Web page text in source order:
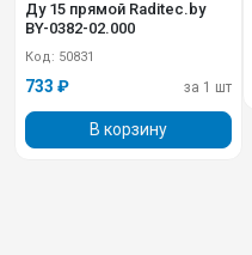
Ду 15 прямой Raditec.by
BY-0382-02.000
Код: 50831
733 ₽ за 1 шт
В корзину